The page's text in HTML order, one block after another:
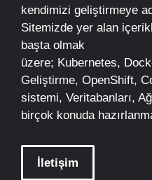
kendimizi geliştirmeye
Sitemizde yer alan
başta olmak
üzere; Kubernetes,
Geliştirme, OpenShift,
sistemi, Veritabanları,
birçok konuda
İletişim